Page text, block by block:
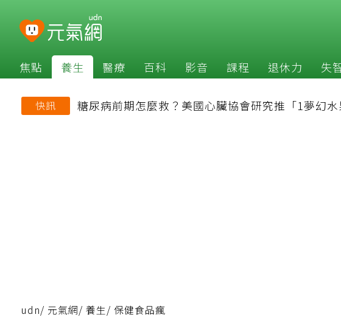
焦點 養生 醫療 百科 影音 課程 退休力 失
快訊 糖尿病前期怎麼救？美國心臟協會研究推「1夢幻
udn/ 元氣網/ 養生/ 保健食品瘋